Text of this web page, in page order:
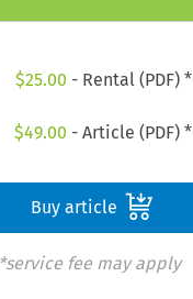
$25.00 - Rental (PDF) *
$49.00 - Article (PDF) *
Buy article
*service fee may apply